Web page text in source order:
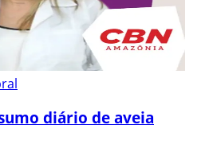
diário de aveia